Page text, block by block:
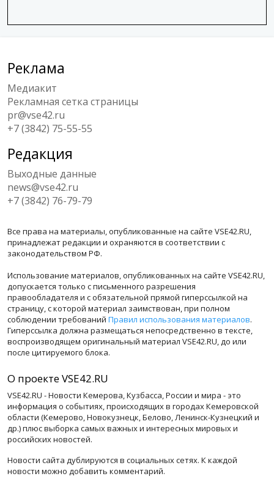
Реклама
Медиакит
Рекламная сетка страницы
pr@vse42.ru
+7 (3842) 75-55-55
Редакция
Выходные данные
news@vse42.ru
+7 (3842) 76-79-79
Все права на материалы, опубликованные на сайте VSE42.RU,
принадлежат редакции и охраняются в соответствии с
законодательством РФ.
Использование материалов, опубликованных на сайте VSE42.RU,
допускается только с письменного разрешения
правообладателя и с обязательной прямой гиперссылкой на
страницу, с которой материал заимствован, при полном
соблюдении требований Правил использования материалов.
Гиперссылка должна размещаться непосредственно в тексте,
воспроизводящем оригинальный материал VSE42.RU, до или
после цитируемого блока.
О проекте VSE42.RU
VSE42.RU - Новости Кемерова, Кузбасса, России и мира - это
информация о событиях, происходящих в городах Кемеровской
области (Кемерово, Новокузнецк, Белово, Ленинск-Кузнецкий и
др.) плюс выборка самых важных и интересных мировых и
российских новостей.
Новости сайта дублируются в социальных сетях. К каждой
новости можно добавить комментарий.